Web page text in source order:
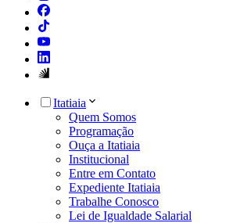
Itatiaia
Quem Somos
Programação
Ouça a Itatiaia
Institucional
Entre em Contato
Expediente Itatiaia
Trabalhe Conosco
Lei de Igualdade Salarial